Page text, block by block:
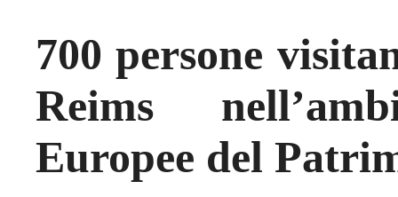
700 persone
Reims
Europee del